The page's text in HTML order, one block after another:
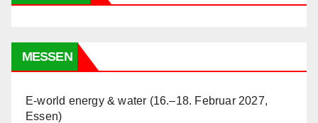
MESSEN
E-world energy & water (16.–18. Februar 2027,
Essen)